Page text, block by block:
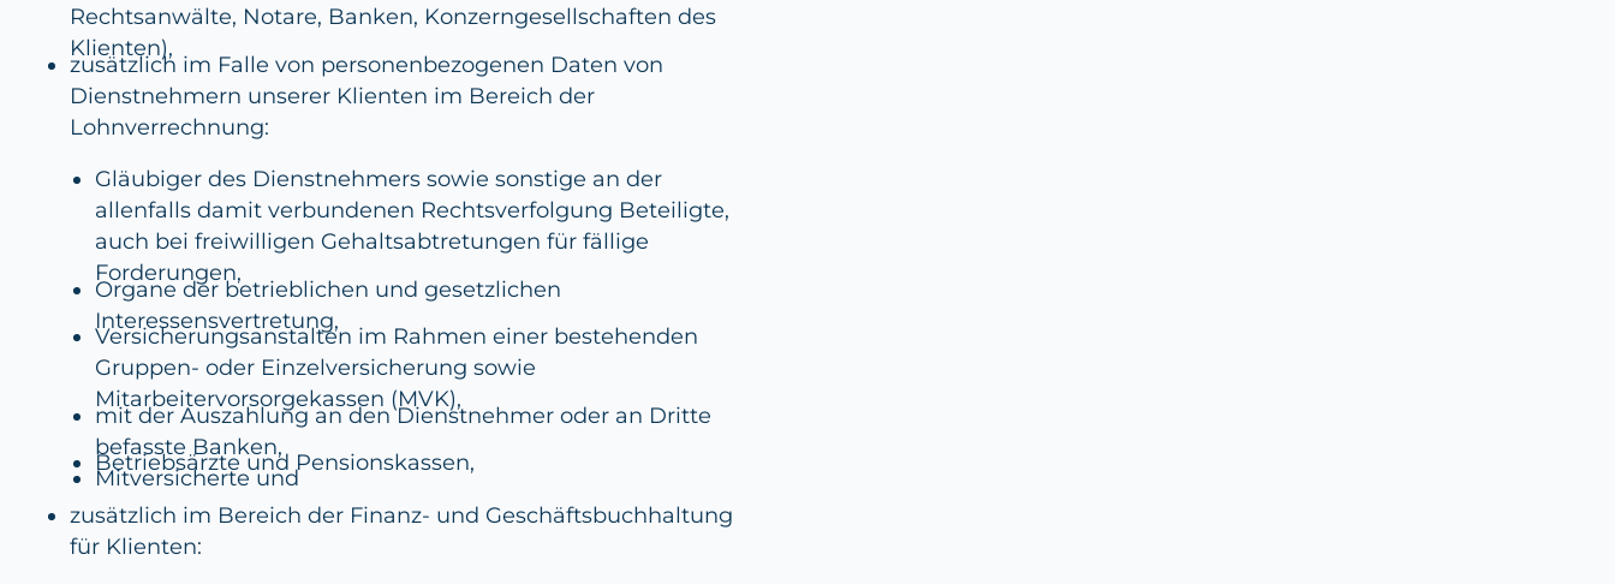
Rechtsanwälte, Notare, Banken, Konzerngesellschaften des
Klienten),
zusätzlich im Falle von personenbezogenen Daten von
Dienstnehmern unserer Klienten im Bereich der
Lohnverrechnung:
Gläubiger des Dienstnehmers sowie sonstige an der
allenfalls damit verbundenen Rechtsverfolgung Beteiligte,
auch bei freiwilligen Gehaltsabtretungen für fällige
Forderungen,
Organe der betrieblichen und gesetzlichen
Interessensvertretung,
Versicherungsanstalten im Rahmen einer bestehenden
Gruppen- oder Einzelversicherung sowie
Mitarbeitervorsorgekassen (MVK),
mit der Auszahlung an den Dienstnehmer oder an Dritte
befasste Banken,
Betriebsärzte und Pensionskassen,
Mitversicherte und
zusätzlich im Bereich der Finanz- und Geschäftsbuchhaltung
für Klienten: